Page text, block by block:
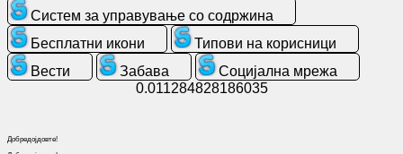
Програмери
/
Апликации
Систем за управување со содржина
Бесплатни икони
Типови на корисници
Вести
Забава
Социјална мрежа
0.011284828186035
Добредојдовте!